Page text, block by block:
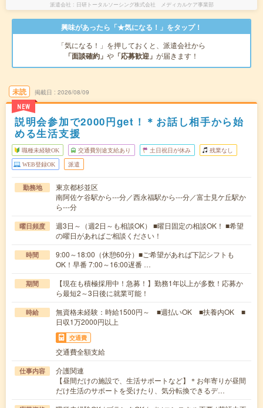
派遣会社 日研トータルソーシング株式会社 メディカルケア事業部
興味があったら「★気になる！」をタップ！
「気になる！」を押しておくと、派遣会社から
「面談確約」 や 「応募歓迎」 が届きます！
未読
NEW
掲載日 2026/08/09
説明会参加で2000円get！＊お話し相手から始
める生活支援
職種未経験OK 交通費別途支給あり 土日祝日が休み 残業なし
WEB登録OK 派遣
勤務地
東京都杉並区
南阿佐ケ谷駅から---分／西永福駅から---分／富士見ケ丘駅か
ら---分
曜日頻度
週3日～（週2日～も相談OK） ■曜日固定の相談OK！ ■希望
の曜日があればご相談ください！
時間
9:00～18:00（休憩60分）■ご希望があれば下記シフトも
OK！早番 7:00～16:00遅番 …
期間
【現在も積極採用中！急募！】勤務1年以上が多数！応募か
ら最短2～3日後に就業可能！
時給
無資格未経験：時給1500円～ ■週払いOK ■扶養内OK ■
日収1万2000円以上
交通費
交通費全額支給
仕事内容
介護関連
【昼間だけの施設で、生活サポートなど】＊お年寄りが昼間
だけ生活のサポートを受けたり、気分転換できるデ…